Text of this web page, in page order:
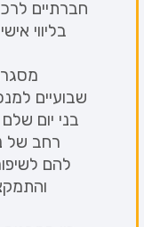
חברתיים
בליווי
בני יום
רחב של
להם